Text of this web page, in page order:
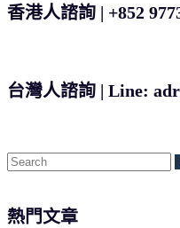
香港人諮詢 | +852
台灣人諮詢 | Line:
熱門文章